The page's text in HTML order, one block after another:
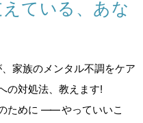
ている、あな
家族のメンタル不調をケア
の対処法、教えます!
ために ―― やっていいこ